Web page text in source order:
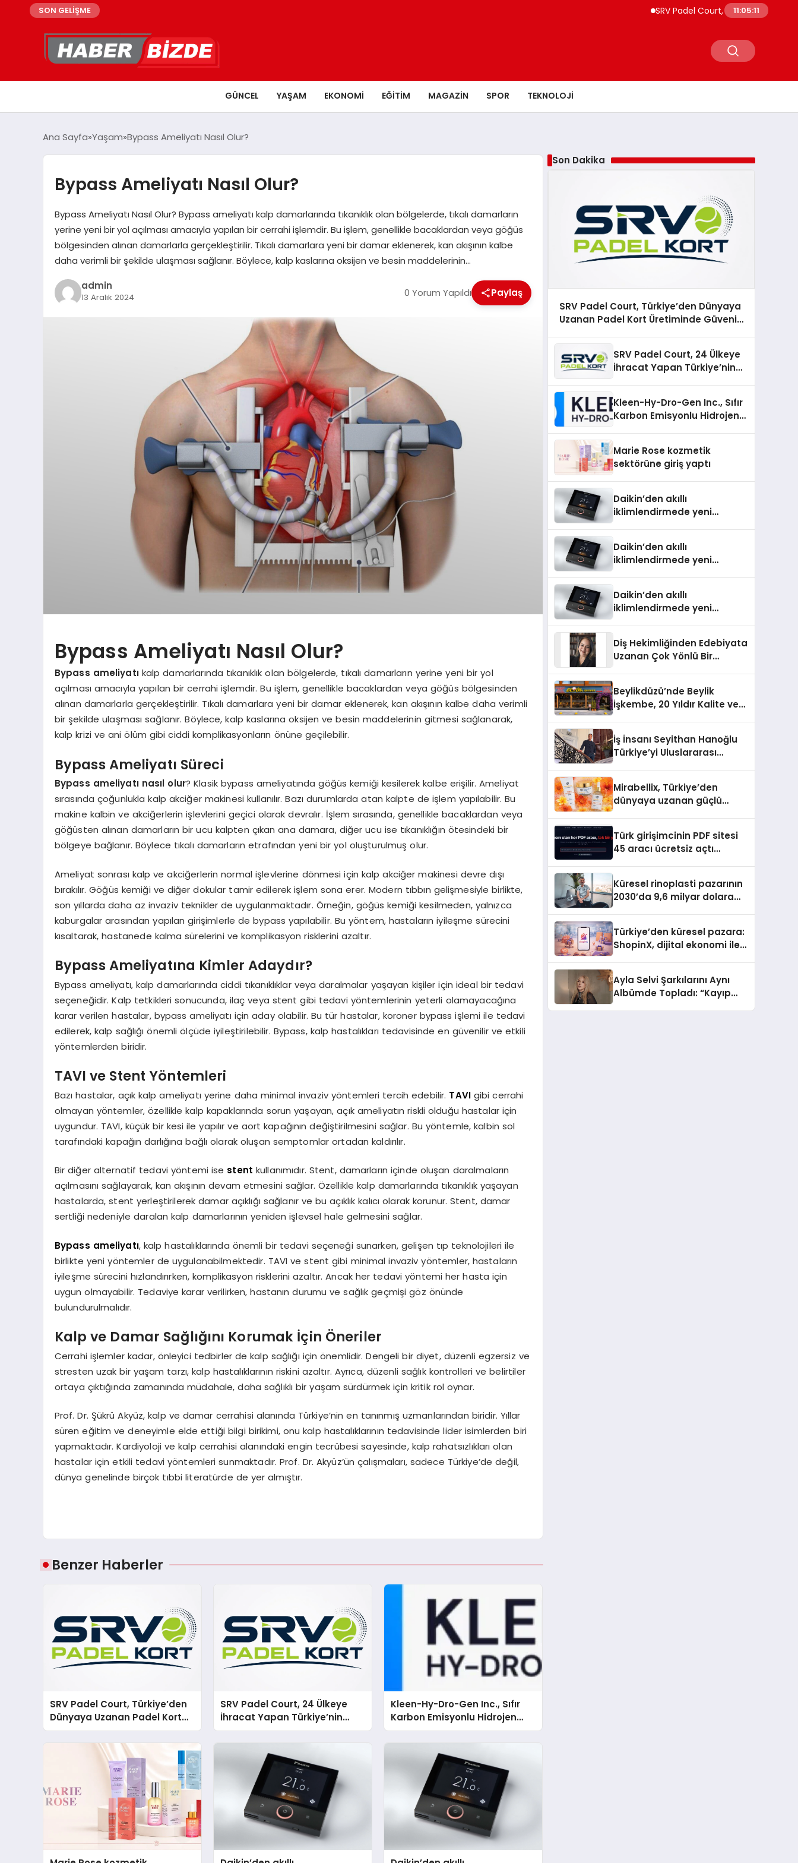
SON GELİŞME SRV Padel Court, Türkiye’den Dünyaya
11:05:12
GÜNCEL YAŞAM EKONOMI EĞITIM MAGAZIN SPOR TEKNOLOJI
Ana Sayfa Yaşam Bypass Ameliyatı Nasıl Olur?
Bypass Ameliyatı Nasıl Olur?
Bypass Ameliyatı Nasıl Olur? Bypass ameliyatı kalp damarlarında tıkanıklık olan bölgelerde, tıkalı damarların
yerine yeni bir yol açılması amacıyla yapılan bir cerrahi işlemdir. Bu işlem, genellikle bacaklardan veya göğüs
bölgesinden alınan damarlarla gerçekleştirilir. Tıkalı damarlara yeni bir damar eklenerek, kan akışının kalbe
daha verimli bir şekilde ulaşması sağlanır. Böylece, kalp kaslarına oksijen ve besin maddelerinin…
admin
13 Aralık 2024 0 Yorum Yapıldı Paylaş
Bypass Ameliyatı Nasıl Olur?
Bypass ameliyatıkalp damarlarında tıkanıklık olan bölgelerde, tıkalı damarların yerine yeni bir yol
açılması amacıyla yapılan bir cerrahi işlemdir. Bu işlem, genellikle bacaklardan veya göğüs bölgesinden
alınan damarlarla gerçekleştirilir. Tıkalı damarlara yeni bir damar eklenerek, kan akışının kalbe daha verimli
bir şekilde ulaşması sağlanır. Böylece, kalp kaslarına oksijen ve besin maddelerinin gitmesi sağlanarak,
kalp krizi ve ani ölüm gibi ciddi komplikasyonların önüne geçilebilir.
Bypass Ameliyatı Süreci
Bypass ameliyatı nasıl olur? Klasik bypass ameliyatında göğüs kemiği kesilerek kalbe erişilir. Ameliyat
sırasında çoğunlukla kalp akciğer makinesi kullanılır. Bazı durumlarda atan kalpte de işlem yapılabilir. Bu
makine kalbin ve akciğerlerin işlevlerini geçici olarak devralır. İşlem sırasında, genellikle bacaklardan veya
göğüsten alınan damarların bir ucu kalpten çıkan ana damara, diğer ucu ise tıkanıklığın ötesindeki bir
bölgeye bağlanır. Böylece tıkalı damarların etrafından yeni bir yol oluşturulmuş olur.
Ameliyat sonrası kalp ve akciğerlerin normal işlevlerine dönmesi için kalp akciğer makinesi devre dışı
bırakılır. Göğüs kemiği ve diğer dokular tamir edilerek işlem sona erer. Modern tıbbın gelişmesiyle birlikte,
son yıllarda daha az invaziv teknikler de uygulanmaktadır. Örneğin, göğüs kemiği kesilmeden, yalnızca
kaburgalar arasından yapılan girişimlerle de bypass yapılabilir. Bu yöntem, hastaların iyileşme sürecini
kısaltarak, hastanede kalma sürelerini ve komplikasyon risklerini azaltır.
Bypass Ameliyatına Kimler Adaydır?
Bypass ameliyatı, kalp damarlarında ciddi tıkanıklıklar veya daralmalar yaşayan kişiler için ideal bir tedavi
seçeneğidir. Kalp tetkikleri sonucunda, ilaç veya stent gibi tedavi yöntemlerinin yeterli olamayacağına
karar verilen hastalar, bypass ameliyatı için aday olabilir. Bu tür hastalar, koroner bypass işlemi ile tedavi
edilerek, kalp sağlığı önemli ölçüde iyileştirilebilir. Bypass, kalp hastalıkları tedavisinde en güvenilir ve etkili
yöntemlerden biridir.
TAVI ve Stent Yöntemleri
Bazı hastalar, açık kalp ameliyatı yerine daha minimal invaziv yöntemleri tercih edebilir. TAVI gibi cerrahi
olmayan yöntemler, özellikle kalp kapaklarında sorun yaşayan, açık ameliyatın riskli olduğu hastalar için
uygundur. TAVI, küçük bir kesi ile yapılır ve aort kapağının değiştirilmesini sağlar. Bu yöntemle, kalbin sol
tarafındaki kapağın darlığına bağlı olarak oluşan semptomlar ortadan kaldırılır.
Bir diğer alternatif tedavi yöntemi ise stent kullanımıdır. Stent, damarların içinde oluşan daralmaların
açılmasını sağlayarak, kan akışının devam etmesini sağlar. Özellikle kalp damarlarında tıkanıklık yaşayan
hastalarda, stent yerleştirilerek damar açıklığı sağlanır ve bu açıklık kalıcı olarak korunur. Stent, damar
sertliği nedeniyle daralan kalp damarlarının yeniden işlevsel hale gelmesini sağlar.
Bypass ameliyatı, kalp hastalıklarında önemli bir tedavi seçeneği sunarken, gelişen tıp teknolojileri ile
birlikte yeni yöntemler de uygulanabilmektedir. TAVI ve stent gibi minimal invaziv yöntemler, hastaların
iyileşme sürecini hızlandırırken, komplikasyon risklerini azaltır. Ancak her tedavi yöntemi her hasta için
uygun olmayabilir. Tedaviye karar verilirken, hastanın durumu ve sağlık geçmişi göz önünde
bulundurulmalıdır.
Kalp ve Damar Sağlığını Korumak İçin Öneriler
Cerrahi işlemler kadar, önleyici tedbirler de kalp sağlığı için önemlidir. Dengeli bir diyet, düzenli egzersiz ve
stresten uzak bir yaşam tarzı, kalp hastalıklarının riskini azaltır. Ayrıca, düzenli sağlık kontrolleri ve belirtiler
ortaya çıktığında zamanında müdahale, daha sağlıklı bir yaşam sürdürmek için kritik rol oynar.
Prof. Dr. Şükrü Akyüz, kalp ve damar cerrahisi alanında Türkiye’nin en tanınmış uzmanlarından biridir. Yıllar
süren eğitim ve deneyimle elde ettiği bilgi birikimi, onu kalp hastalıklarının tedavisinde lider isimlerden biri
yapmaktadır. Kardiyoloji ve kalp cerrahisi alanındaki engin tecrübesi sayesinde, kalp rahatsızlıkları olan
hastalar için etkili tedavi yöntemleri sunmaktadır. Prof. Dr. Akyüz’ün çalışmaları, sadece Türkiye’de değil,
dünya genelinde birçok tıbbi literatürde de yer almıştır.
Benzer Haberler
SRV Padel Court, Türkiye’den
Dünyaya Uzanan Padel Kort
Üretiminde Güvenin Adresi
SRV Padel Court, 24 Ülkeye
İhracat Yapan Türkiye’nin
Padel Kortu Üretim Gücü
Kleen-Hy-Dro-Gen Inc., Sıfır
Karbon Emisyonlu Hidrojen
Isıtma Teknolojisinde ISO ve
Son Dakika
SRV Padel Court, Türkiye’den Dünyaya
Uzanan Padel Kort Üretiminde Güvenin
SRV Padel Court, 24 Ülkeye
İhracat Yapan Türkiye’nin
Kleen-Hy-Dro-Gen Inc., Sıfır
Karbon Emisyonlu Hidrojen
Aldı
Marie Rose kozmetik
sektörüne giriş yaptı
Daikin’den akıllı
iklimlendirmede yeni
Daikin’den akıllı
iklimlendirmede yeni
Daikin’den akıllı
iklimlendirmede yeni
Diş Hekimliğinden Edebiyata
Uzanan Çok Yönlü Bir
Beylikdüzü’nde Beylik
İşkembe, 20 Yıldır Kalite ve
İş İnsanı Seyithan Hanoğlu
Türkiye’yi Uluslararası
Mirabellix, Türkiye’den
dünyaya uzanan güçlü
Türk girişimcinin PDF sitesi
45 aracı ücretsiz açtı
Küresel rinoplasti pazarının
2030’da 9,6 milyar dolara
Türkiye’den küresel pazara:
ShopinX, dijital ekonomi ile
Ayla Selvi Şarkılarını Aynı
Albümde Topladı: “Kayıp